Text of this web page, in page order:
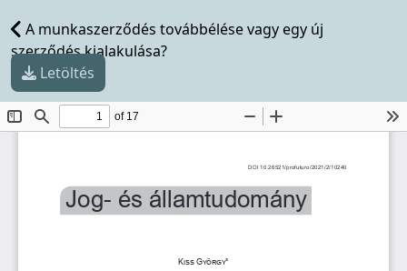
A munkaszerződés továbbélése vagy egy új
szerződés kialakulása?
Letöltés